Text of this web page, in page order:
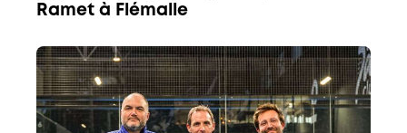
Ramet à Flémalle